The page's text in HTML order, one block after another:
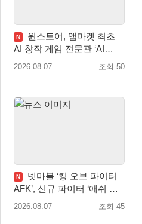
N
원스토어, 앱마켓 최초
AI 창작 게임 전문관 ‘AI
Games’ 오픈
2026.08.07 조회 50
N
넷마블 ‘킹 오브 파이터
AFK’, 신규 파이터 ‘애쉬 크
림존’ 업데이트
2026.08.07 조회 45